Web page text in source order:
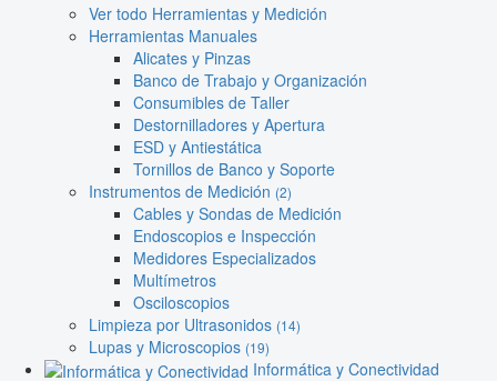
Ver todo Herramientas y Medición
Herramientas Manuales
Alicates y Pinzas
Banco de Trabajo y Organización
Consumibles de Taller
Destornilladores y Apertura
ESD y Antiestática
Tornillos de Banco y Soporte
Instrumentos de Medición (2)
Cables y Sondas de Medición
Endoscopios e Inspección
Medidores Especializados
Multímetros
Osciloscopios
Limpieza por Ultrasonidos (14)
Lupas y Microscopios (19)
Informática y Conectividad